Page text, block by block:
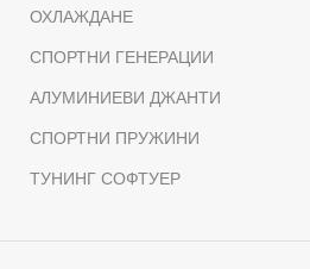
ОХЛАЖДАНЕ
СПОРТНИ ГЕНЕРАЦИИ
АЛУМИНИЕВИ ДЖАНТИ
СПОРТНИ ПРУЖИНИ
ТУНИНГ СОФТУЕР